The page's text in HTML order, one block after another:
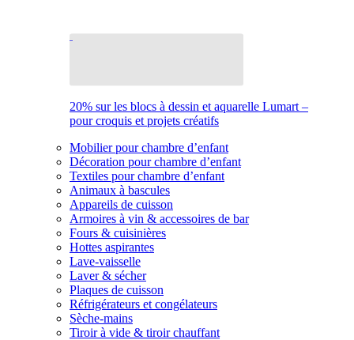
20% sur les blocs à dessin et aquarelle Lumart –
pour croquis et projets créatifs
Mobilier pour chambre d’enfant
Décoration pour chambre d’enfant
Textiles pour chambre d’enfant
Animaux à bascules
Appareils de cuisson
Armoires à vin & accessoires de bar
Fours & cuisinières
Hottes aspirantes
Lave-vaisselle
Laver & sécher
Plaques de cuisson
Réfrigérateurs et congélateurs
Sèche-mains
Tiroir à vide & tiroir chauffant